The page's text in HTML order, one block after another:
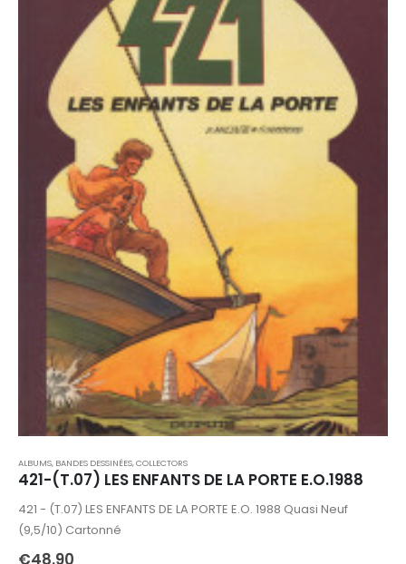
ALBUMS, BANDES DESSINÉES,COLLECTORS
421-(T.07) LES ENFANTS DE LA PORTE E.O.1988
421 - (T.07) LES ENFANTS DE LA PORTE E.O. 1988 Quasi Neuf
(9,5/10) Cartonné
€48.90